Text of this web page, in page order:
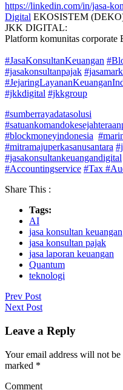
https://linkedin.com/in/jasa-
Digital EKOSISTEM
JKK DIGITAL:
Platform komunitas
#JasaKonsultanKeuangan
#jasakonsultanpajak
#jkkdigital #jkkgroup
#sumberrayadatasolusi
#blockmoneyindonesia
#mitramajuperkasanusantara
#jasakonsultankeuangandigital
#Accountingservice #Tax
Share This :
Tags:
AI
jasa konsultan keuangan
jasa konsultan pajak
jasa laporan keuangan
Quantum
teknologi
Prev Post
Next Post
Leave a Reply
Your email address will not be
marked *
Comment